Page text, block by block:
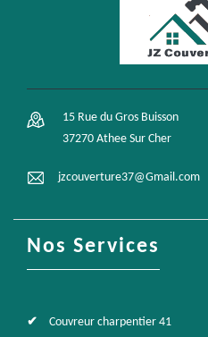
15 Rue du Gros Buisson
37270 Athee Sur Cher
jzcouverture37@Gmail.com
Nos Services
Couvreur charpentier 41